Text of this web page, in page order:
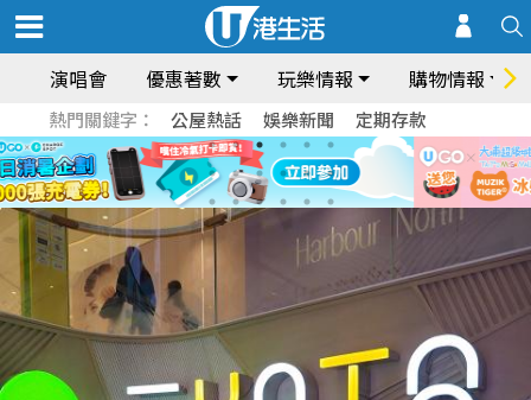
演唱會 優惠著數 玩樂情報 購物情報
熱門關鍵字： 公屋熱話 娛樂新聞 定期存款